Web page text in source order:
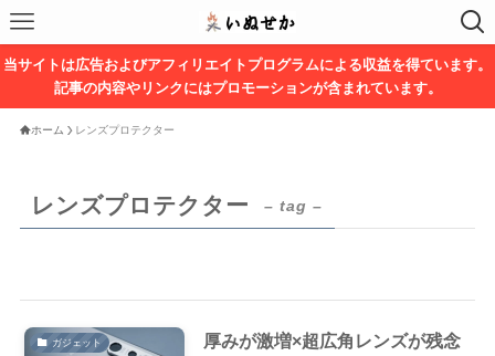
当サイトは広告およびアフィリエイトプログラムによる収益を得ています。
記事の内容やリンクにはプロモーションが含まれています。
ホーム レンズプロテクター
レンズプロテクター – tag –
ガジェット
厚みが激増×超広角レンズが残念